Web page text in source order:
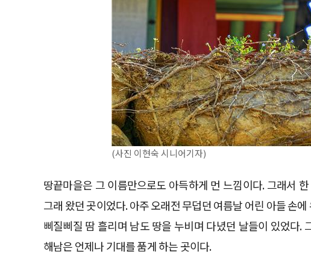
(사진 이현숙 시니어기자)
땅끝마을은 그 이름만으로도 아득하게 먼 느낌이다. 그래서
그래 왔던 곳이었다. 아주 오래전 무덥던 여름날 어린 아들 손
삐질삐질 땀 흘리며 남도 땅을 누비며 다녔던 날들이 있었다.
해남은 언제나 기대를 품게 하는 곳이다.